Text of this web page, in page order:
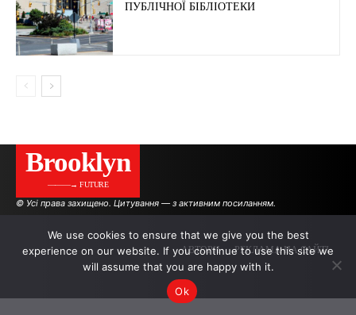
ПУБЛІЧНОЇ БІБЛІОТЕКИ
Brooklyn
———→ FUTURE
© Усі права захищено. Цитування — з активним посиланням.
АВТОРИ РЕКЛАМА НА САЙТІ
We use cookies to ensure that we give you the best
experience on our website. If you continue to use this site we
will assume that you are happy with it.
Ok